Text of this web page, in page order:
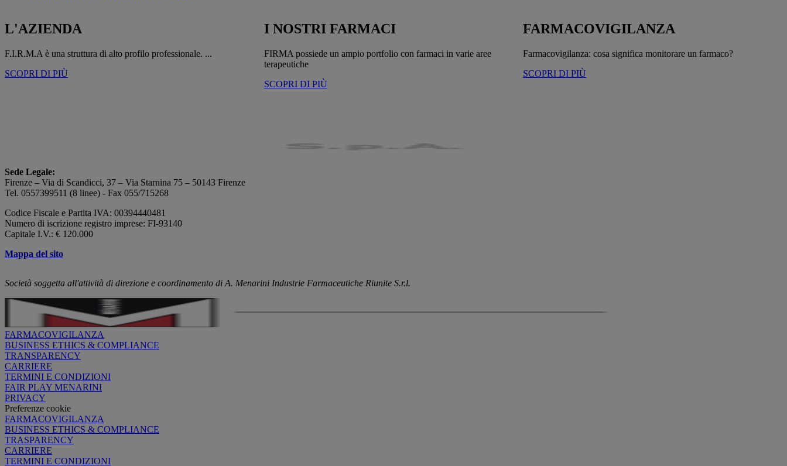
L'AZIENDA
F.I.R.M.A è una struttura di alto profilo professionale. ...
SCOPRI DI PIÙ
I NOSTRI FARMACI
FIRMA possiede un ampio portfolio con farmaci in varie aree
terapeutiche
SCOPRI DI PIÙ
FARMACOVIGILANZA
Farmacovigilanza: cosa significa monitorare un farmaco?
SCOPRI DI PIÙ
Sede Legale:
Firenze – Via di Scandicci, 37 – Via Starnina 75 – 50143 Firenze
Tel. 0557399511 (8 linee) - Fax 055/715268
Codice Fiscale e Partita IVA: 00394440481
Numero di iscrizione registro imprese: FI-93140
Capitale I.V.: € 120.000
Mappa del sito
Società soggetta all'attività di direzione e coordinamento di A. Menarini Industrie Farmaceutiche Riunite S.r.l.
FARMACOVIGILANZA
BUSINESS ETHICS & COMPLIANCE
TRANSPARENCY
CARRIERE
TERMINI E CONDIZIONI
FAIR PLAY MENARINI
PRIVACY
Preferenze cookie
FARMACOVIGILANZA
BUSINESS ETHICS & COMPLIANCE
TRASPARENCY
CARRIERE
TERMINI E CONDIZIONI